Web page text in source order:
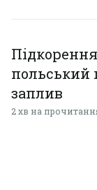
польський
заплив
2 хв на